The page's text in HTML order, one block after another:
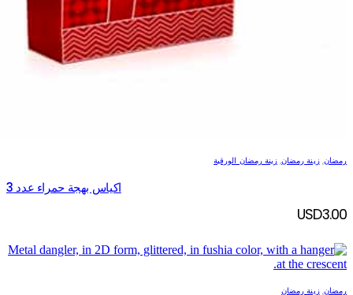
رمضان,زينة رمضان, زينة رمضان الورقية
اكياس بهجة حمراء عدد 3
USD3.00
رمضان,زينة رمضان